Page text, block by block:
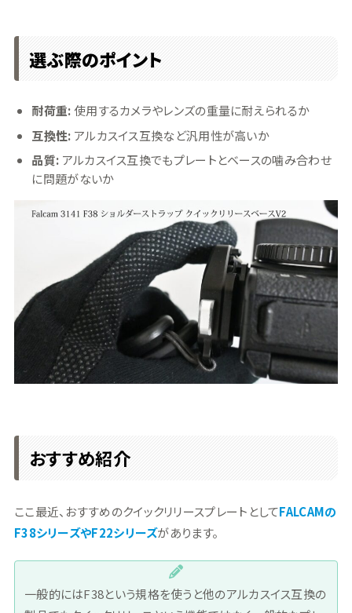
選ぶ際のポイント
耐荷重:使用するカメラやレンズの重量に耐えられるか
互換性: アルカスイス互換など汎用性が高いか
品質: アルカスイス互換でもプレートとベースの噛み合わせ
に問題がないか
おすすめ紹介
ここ最近、おすすめのクイックリリースプレートとしてFALCAMの
F38シリーズやF22シリーズがあります。
一般的にはF38という規格を使うと他のアルカスイス互換の